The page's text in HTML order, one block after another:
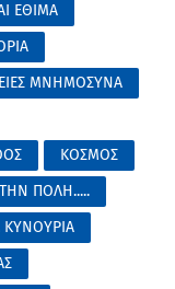
ΕΘΙΜΑ
ΜΝΗΜΟΣΥΝΑ
ΚΟΣΜΟΣ
ΠΟΛΗ.....
ΚΥΝΟΥΡΙΑ